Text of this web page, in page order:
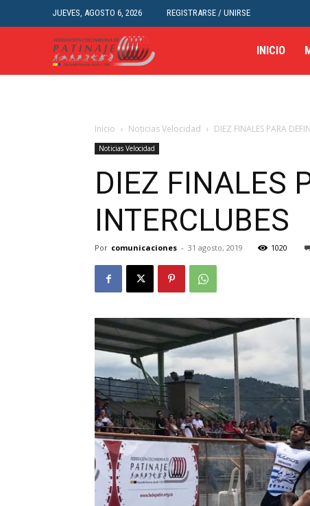
JUEVES, AGOSTO 6, 2026 REGISTRARSE / UNIRSE
INICIO
Inicio Noticias Velocidad DIEZ FINALES PARA
Noticias Velocidad
DIEZ FINALES
INTERCLUBES
Por comunicaciones - 31 agosto, 2019 1020